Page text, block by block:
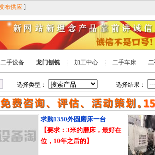
二手设备 龙门刨铣 加工中心 二手车床
选择类型： 选择结果：
求购1350外圆磨床一台
【要求：3米的磨床，最好在
位，10年之后的】